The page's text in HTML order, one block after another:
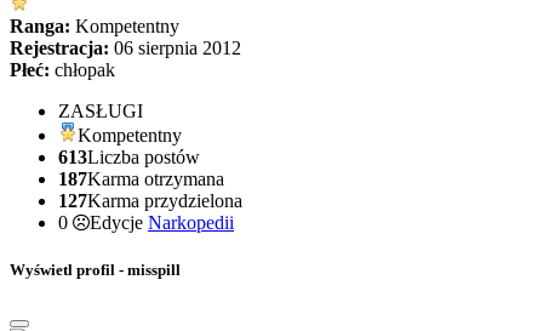
Ranga: Kompetentny
Rejestracja: 06 sierpnia 2012
Płeć: chłopak
ZASŁUGI
Kompetentny
613Liczba postów
187Karma otrzymana
127Karma przydzielona
0
Edycje Narkopedii
Wyświetl profil - misspill